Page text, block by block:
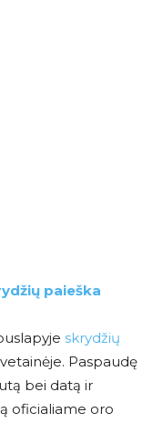
paieška
skrydžių
Paspaudę
bei datą ir
oficialiame oro